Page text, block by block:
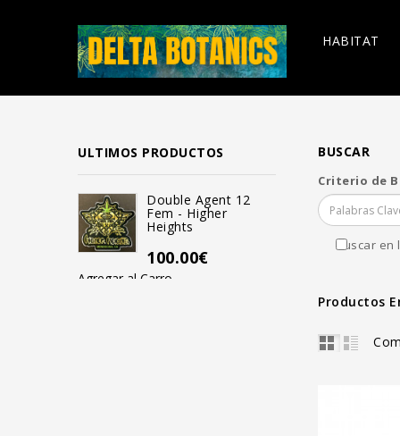
HABITAT
ULTIMOS PRODUCTOS
Double Agent 12
Fem - Higher
Heights
100.00€
Agregar al Carro
Mendo
Reg -
BUSCAR
Criterio de
Buscar en
Productos